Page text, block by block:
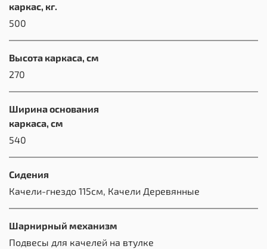
каркас, кг.
500
Высота каркаса, см
270
Ширина основания
каркаса, см
540
Сидения
Качели-гнездо 115см, Качели Деревянные
Шарнирный механизм
Подвесы для качелей на втулке